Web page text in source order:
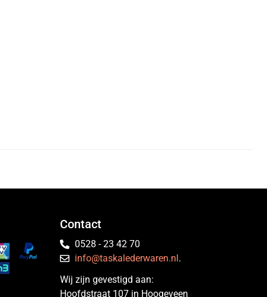
Contact
0528 - 23 42 70
info@taskalederwaren.nl.
Wij zijn gevestigd aan:
Hoofdstraat 107 in Hoogeveen